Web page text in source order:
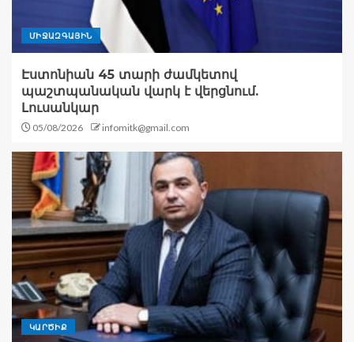
ՄԻՋԱԶԳԱՅԻՆ
Էստոնիան 45 տարի ժամկետով
պաշտպանական վարկ է վերցնում.
Լուսանկար
05/08/2026 infomitk@gmail.com
ԿԱՐԾԻՔ